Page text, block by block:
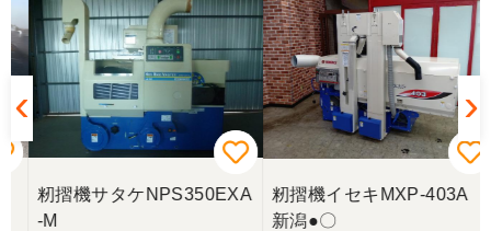
籾摺機サタケNPS350EXA
-M
籾摺機イセキMXP-403A
新潟●〇